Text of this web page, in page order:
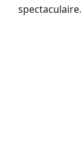
spectaculaire.